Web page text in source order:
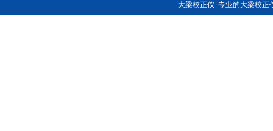
大梁校正仪_专业的大梁校